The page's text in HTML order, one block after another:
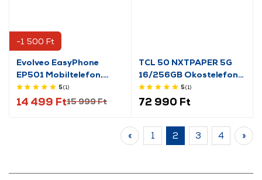
-1 500 Ft
Evolveo EasyPhone
EP501 Mobiltelefon,
Piros (EP-501-RD)
5(1)
14 499 Ft15 999 Ft
TCL 50 NXTPAPER 5G
16/256GB Okostelefon,
kék
5(1)
72 990 Ft
« 1 2 3 4 »